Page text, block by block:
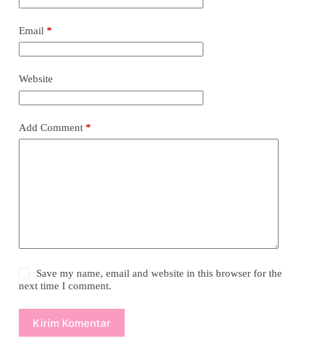
Email *
Website
Add Comment*
Save my name, email and website in this browser for the
next time I comment.
Kirim Komentar